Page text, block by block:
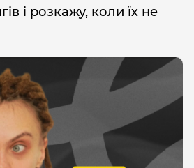
і розкажу, коли їх не